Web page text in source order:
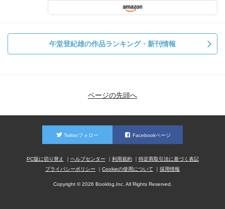
午堂登紀雄の作品ランキング・新刊情報
ページの先頭へ
Twitterフォロー Facebookページ
PC版に切り替え ヘルプセンター 利用規約
特定商取引法に基づく表記
プライバシーポリシー
Cookieの使用について 採用情報
Copyright © 2026 Booklog,Inc. All Rights Reserved.